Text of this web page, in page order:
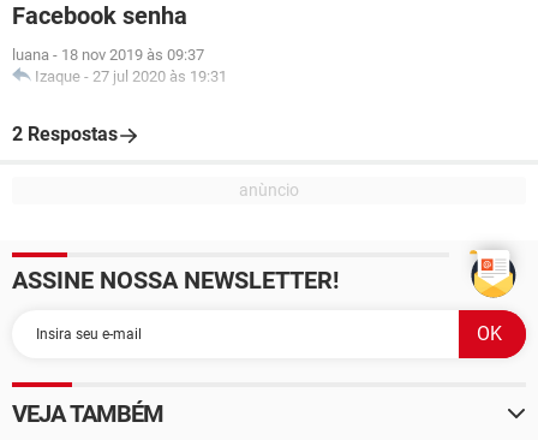
Facebook senha
luana - 18 nov 2019 às 09:37
Izaque - 27 jul 2020 às 19:31
2 Respostas
ASSINE NOSSA NEWSLETTER!
VEJA TAMBÉM